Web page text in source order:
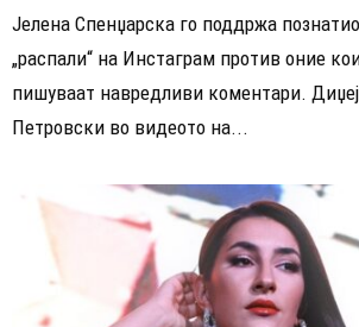
Јелена Спенџарска го поддржа
„распали“ на Инстаграм против оние
пишуваат навредливи коментари.
Петровски во видеото на...